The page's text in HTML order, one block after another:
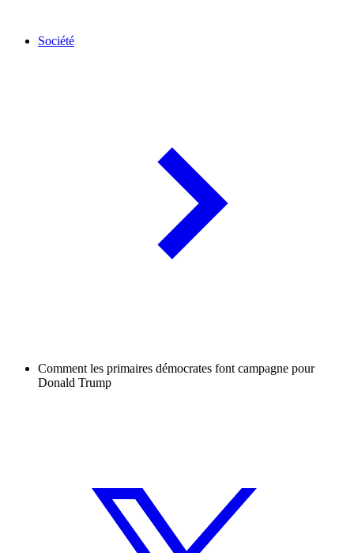
Société
Comment les primaires démocrates font campagne pour
Donald Trump